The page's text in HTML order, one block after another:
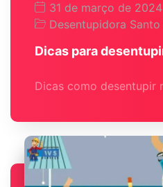
31 de março de 2024
Desentupidora
Dicas para
Dicas como desentupir